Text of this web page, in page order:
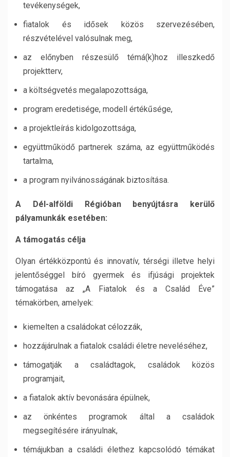
tevékenységek,
fiatalok és idősek közös szervezésében,
részvételével valósulnak meg,
az előnyben részesülő témá(k)hoz illeszkedő
projektterv,
a költségvetés megalapozottsága,
program eredetisége, modell értékűsége,
a projektleírás kidolgozottsága,
együttműködő partnerek száma, az együttműködés
tartalma,
a program nyilvánosságának biztosítása.
A Dél-alföldi Régióban benyújtásra kerülő
pályamunkák esetében:
A támogatás célja
Olyan értékközpontú és innovatív, térségi illetve helyi
jelentőséggel bíró gyermek és ifjúsági projektek
támogatása az „A Fiatalok és a Család Éve”
témakörben, amelyek:
kiemelten a családokat célozzák,
hozzájárulnak a fiatalok családi életre neveléséhez,
támogatják a családtagok, családok közös
programjait,
a fiatalok aktív bevonására épülnek,
az önkéntes programok által a családok
megsegítésére irányulnak,
témájukban a családi élethez kapcsolódó témákat